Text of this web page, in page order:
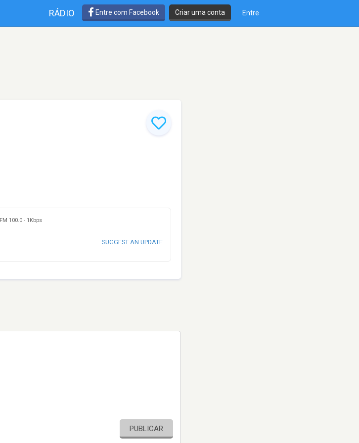
RÁDIO Entre com Facebook Criar uma conta Entre
FM 100.0- 1Kbps
SUGGEST AN UPDATE
PUBLICAR